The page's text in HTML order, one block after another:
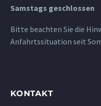
Samstags geschlossen
Bitte beachten Sie die
Anfahrtssituation seit
KONTAKT